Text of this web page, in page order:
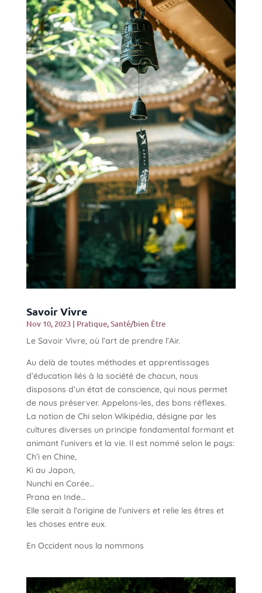
Savoir Vivre
Nov 10, 2023| Pratique,Santé/bien Être
Le Savoir Vivre, où l’art de prendre l’Air.
Au delà de toutes méthodes et apprentissages
d’éducation liés à la société de chacun, nous
disposons d’un état de conscience, qui nous permet
de nous préserver. Appelons-les, des bons réflexes.
La notion de Chi selon Wikipédia, désigne par les
cultures diverses un principe fondamental formant et
animant l’univers et la vie. Il est nommé selon le pays:
Ch’i en Chine,
Ki au Japon,
Nunchi en Corée…
Prana en Inde…
Elle serait à l’origine de l’univers et relie les êtres et
les choses entre eux.
En Occident nous la nommons